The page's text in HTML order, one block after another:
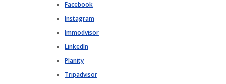
Facebook
Instagram
Immodvisor
LinkedIn
Planity
Tripadvisor